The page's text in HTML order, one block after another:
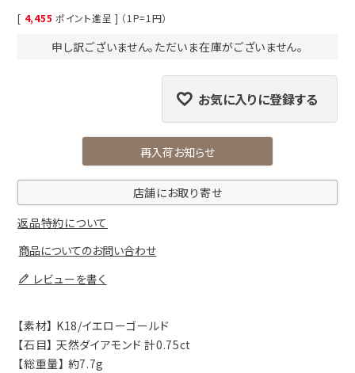
[ 4,455 ポイント進呈 ] （1P=1円）
申し訳ございません。ただいま在庫がございません。
お気に入りに登録する
再入荷お知らせ
店舗にお取り寄せ
返品特約について
商品についてのお問い合わせ
レビューを書く
【素材】 K18/イエローゴールド
【石目】 天然ダイアモンド 計0.75ct
【総重量】 約7.7g